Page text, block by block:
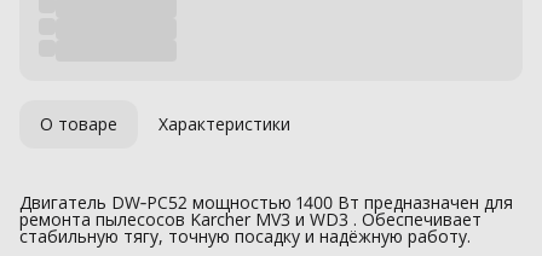
О товаре Характеристики
Двигатель DW‑PC52 мощностью 1400 Вт предназначен для
ремонта пылесосов Karcher MV3 и WD3 . Обеспечивает
стабильную тягу, точную посадку и надёжную работу.